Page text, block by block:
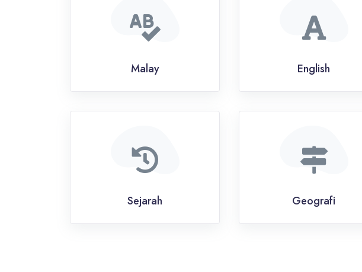
Malay English
Sejarah Geografi